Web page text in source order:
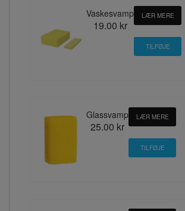
Vaskesvamp
19.00 kr
LÆR MERE
Glassvamp
25.00 kr
LÆR MERE